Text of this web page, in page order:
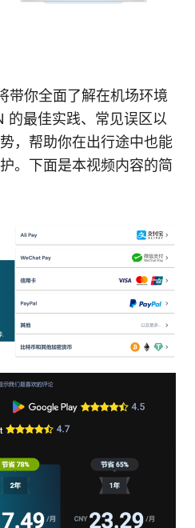
带你全面了解在机场环境
的最佳实践、常见误区以
，帮助你在出行途中也能
。下面是本视频内容的简